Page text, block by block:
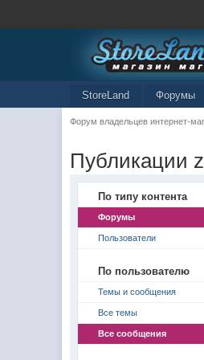
StoreLand Форумы
Форум владельцев интернет-
Публикации
По типу контента
Форумы
Пользователи
По пользователю
Темы и сообщения
Все темы
Все сообщения